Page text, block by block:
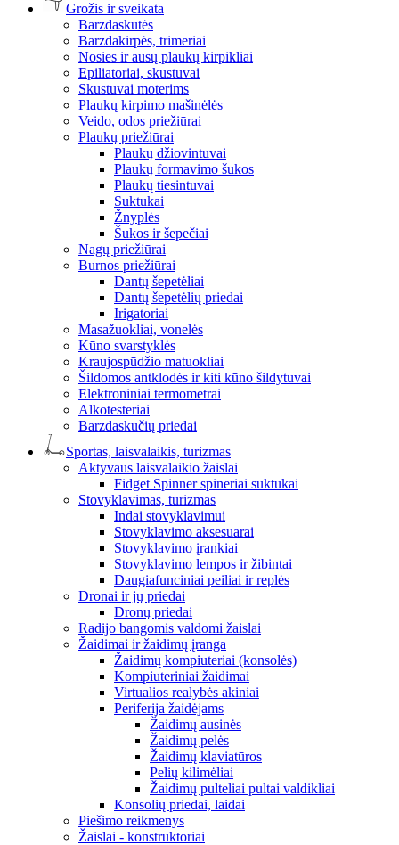
Grožis ir sveikata
Barzdaskutės
Barzdakirpės, trimeriai
Nosies ir ausų plaukų kirpikliai
Epiliatoriai, skustuvai
Skustuvai moterims
Plaukų kirpimo mašinėlės
Veido, odos priežiūrai
Plaukų priežiūrai
Plaukų džiovintuvai
Plaukų formavimo šukos
Plaukų tiesintuvai
Suktukai
Žnyplės
Šukos ir šepečiai
Nagų priežiūrai
Burnos priežiūrai
Dantų šepetėliai
Dantų šepetėlių priedai
Irigatoriai
Masažuokliai, vonelės
Kūno svarstyklės
Kraujospūdžio matuokliai
Šildomos antklodės ir kiti kūno šildytuvai
Elektroniniai termometrai
Alkotesteriai
Barzdaskučių priedai
Sportas, laisvalaikis, turizmas
Aktyvaus laisvalaikio žaislai
Fidget Spinner spineriai suktukai
Stovyklavimas, turizmas
Indai stovyklavimui
Stovyklavimo aksesuarai
Stovyklavimo įrankiai
Stovyklavimo lempos ir žibintai
Daugiafunciniai peiliai ir replės
Dronai ir jų priedai
Dronų priedai
Radijo bangomis valdomi žaislai
Žaidimai ir žaidimų įranga
Žaidimų kompiuteriai (konsolės)
Kompiuteriniai žaidimai
Virtualios realybės akiniai
Periferija žaidėjams
Žaidimų ausinės
Žaidimų pelės
Žaidimų klaviatūros
Pelių kilimėliai
Žaidimų pulteliai pultai valdikliai
Konsolių priedai, laidai
Piešimo reikmenys
Žaislai - konstruktoriai